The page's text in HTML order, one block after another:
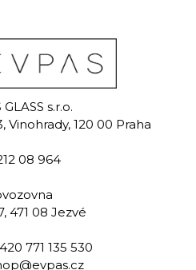
GLASS s.r.o.
Vinohrady, 120 00 Praha
08 964
471 08 Jezvé
771 135 530